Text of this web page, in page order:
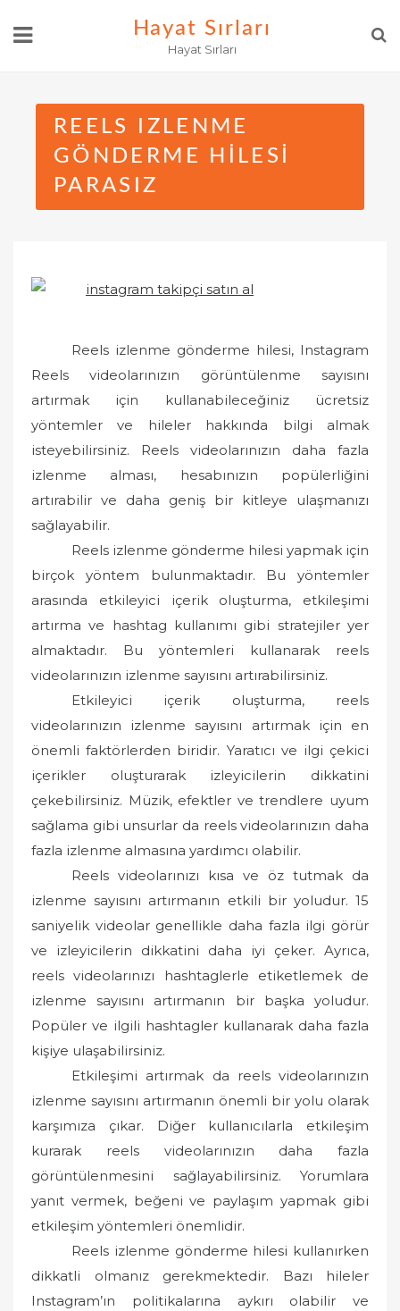
Hayat Sırları
Hayat Sırları
REELS IZLENME
GÖNDERME HILESI
PARASIZ
Reels izlenme gönderme hilesi, Instagram
Reels videolarınızın görüntülenme sayısını
artırmak için kullanabileceğiniz ücretsiz
yöntemler ve hileler hakkında bilgi almak
isteyebilirsiniz. Reels videolarınızın daha fazla
izlenme alması, hesabınızın popülerliğini
artırabilir ve daha geniş bir kitleye ulaşmanızı
sağlayabilir.
Reels izlenme gönderme hilesi yapmak için
birçok yöntem bulunmaktadır. Bu yöntemler
arasında etkileyici içerik oluşturma, etkileşimi
artırma ve hashtag kullanımı gibi stratejiler yer
almaktadır. Bu yöntemleri kullanarak reels
videolarınızın izlenme sayısını artırabilirsiniz.
Etkileyici içerik oluşturma, reels
videolarınızın izlenme sayısını artırmak için en
önemli faktörlerden biridir. Yaratıcı ve ilgi çekici
içerikler oluşturarak izleyicilerin dikkatini
çekebilirsiniz. Müzik, efektler ve trendlere uyum
sağlama gibi unsurlar da reels videolarınızın daha
fazla izlenme almasına yardımcı olabilir.
Reels videolarınızı kısa ve öz tutmak da
izlenme sayısını artırmanın etkili bir yoludur. 15
saniyelik videolar genellikle daha fazla ilgi görür
ve izleyicilerin dikkatini daha iyi çeker. Ayrıca,
reels videolarınızı hashtaglerle etiketlemek de
izlenme sayısını artırmanın bir başka yoludur.
Popüler ve ilgili hashtagler kullanarak daha fazla
kişiye ulaşabilirsiniz.
Etkileşimi artırmak da reels videolarınızın
izlenme sayısını artırmanın önemli bir yolu olarak
karşımıza çıkar. Diğer kullanıcılarla etkileşim
kurarak reels videolarınızın daha fazla
görüntülenmesini sağlayabilirsiniz. Yorumlara
yanıt vermek, beğeni ve paylaşım yapmak gibi
etkileşim yöntemleri önemlidir.
Reels izlenme gönderme hilesi kullanırken
dikkatli olmanız gerekmektedir. Bazı hileler
Instagram’ın politikalarına aykırı olabilir ve